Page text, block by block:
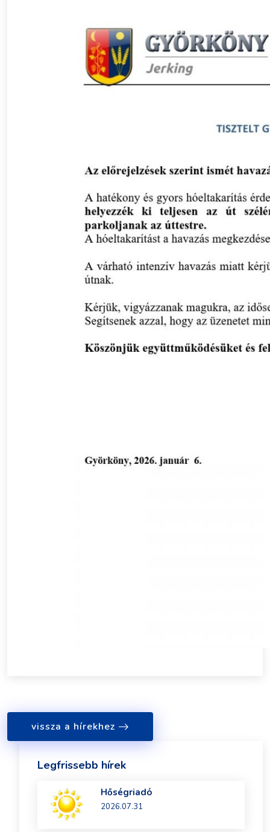
vissza a hírekhez
Legfrissebb hírek
Hőségriadó
2026.07.31